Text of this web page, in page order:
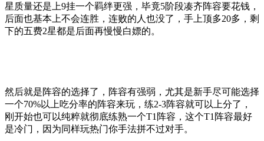
星质量还是上9挂一个羁绊更强，毕竟5阶段凑齐阵容要花钱，
后面也基本上不会连胜，连败的人也没了，手上顶多20多，剩
下的五费2星都是后面再慢慢白嫖的。
然后就是阵容的选择了，阵容有强弱，尤其是新手尽可能选择
一个70%以上吃分率的阵容来玩，练2-3阵容就可以上分了，
刚开始也可以纯粹就彻底练熟一个T1阵容，这个T1阵容最好
是冷门，因为同样玩热门你手法拼不过对手。